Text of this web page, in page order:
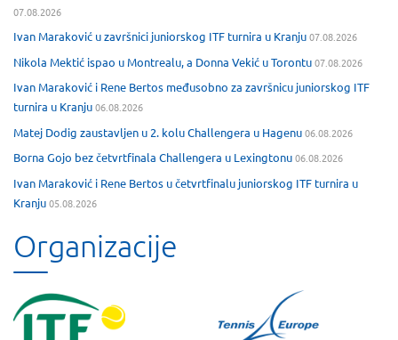
07.08.2026
Ivan Maraković u završnici juniorskog ITF turnira u Kranju07.08.2026
Nikola Mektić ispao u Montrealu, a Donna Vekić u Torontu07.08.2026
Ivan Maraković i Rene Bertos međusobno za završnicu juniorskog ITF
turnira u Kranju06.08.2026
Matej Dodig zaustavljen u 2. kolu Challengera u Hagenu06.08.2026
Borna Gojo bez četvrtfinala Challengera u Lexingtonu06.08.2026
Ivan Maraković i Rene Bertos u četvrtfinalu juniorskog ITF turnira u
Kranju05.08.2026
Organizacije